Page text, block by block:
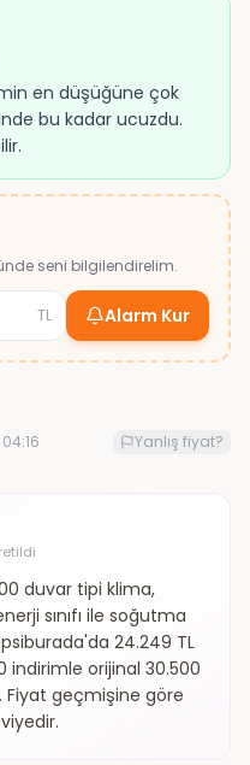
en düşüğüne çok
bu kadar ucuzdu.
seni bilgilendirelim.
TL Alarm Kur
Yanlış fiyat?
duvar tipi klima,
sınıfı ile soğutma
24.249 TL
indirimle orijinal 30.500
Fiyat geçmişine göre